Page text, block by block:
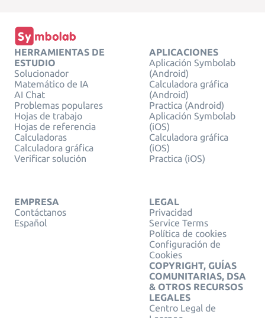
HERRAMIENTAS DE
ESTUDIO
Solucionador
Matemático de IA
AI Chat
Problemas populares
Hojas de trabajo
Hojas de referencia
Calculadoras
Calculadora gráfica
Verificar solución
APLICACIONES
Aplicación Symbolab
(Android)
Calculadora gráfica
(Android)
Practica (Android)
Aplicación Symbolab
(iOS)
Calculadora gráfica
(iOS)
Practica (iOS)
EMPRESA
Contáctanos
Español
LEGAL
Privacidad
Service Terms
Política de cookies
Configuración de
Cookies
COPYRIGHT, GUÍAS
COMUNITARIAS, DSA
& OTROS RECURSOS
LEGALES
Centro Legal de